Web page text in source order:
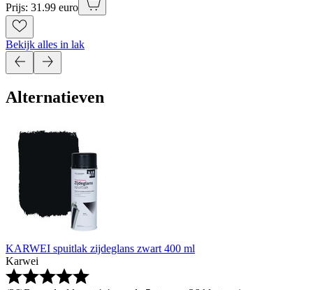
Prijs: 31.99 euro
Bekijk alles in lak
Alternatieven
KARWEI spuitlak zijdeglans zwart 400 ml
Karwei